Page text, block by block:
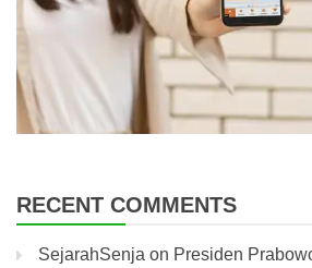
RECENT COMMENTS
SejarahSenja on Presiden